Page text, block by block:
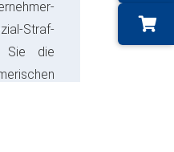
Straf-
Sie die